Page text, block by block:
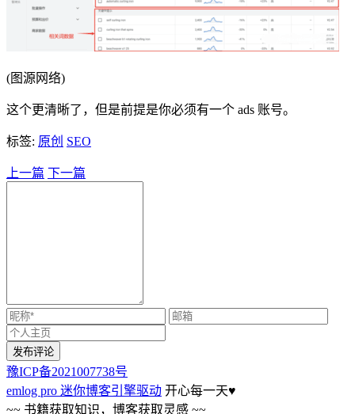
(图源网络)
这个更清晰了，但是前提是你必须有一个 ads 账号。
标签: 原创 SEO
上一篇 下一篇
豫ICP备2021007738号
emlog pro 迷你博客引擎驱动 开心每一天♥
~~ 书籍获取知识，博客获取灵感 ~~